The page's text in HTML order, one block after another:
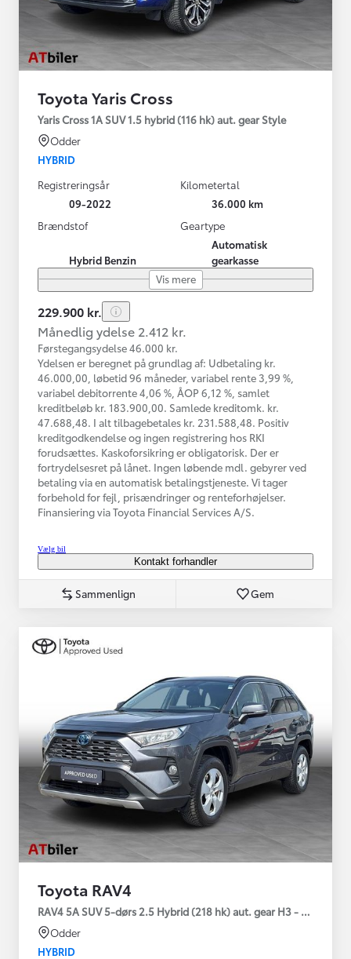
Toyota Yaris Cross
Yaris Cross 1A SUV 1.5 hybrid (116 hk) aut. gear Style
Odder
HYBRID
Registreringsår
09-2022
Kilometertal
36.000 km
Brændstof
Hybrid Benzin
Geartype
Automatisk
gearkasse
Vis mere
229.900 kr.
Månedlig ydelse 2.412 kr.
Førstegangsydelse 46.000 kr.
Ydelsen er beregnet på grundlag af: Udbetaling kr.
46.000,00, løbetid 96 måneder, variabel rente 3,99 %,
variabel debitorrente 4,06 %, ÅOP 6,12 %, samlet
kreditbeløb kr. 183.900,00. Samlede kreditomk. kr.
47.688,48. I alt tilbagebetales kr. 231.588,48. Positiv
kreditgodkendelse og ingen registrering hos RKI
forudsættes. Kaskoforsikring er obligatorisk. Der er
fortrydelsesret på lånet. Ingen løbende mdl. gebyrer ved
betaling via en automatisk betalingstjeneste. Vi tager
forbehold for fejl, prisændringer og renteforhøjelser.
Finansiering via Toyota Financial Services A/S.
Vælg bil
Kontakt forhandler
Sammenlign Gem
Toyota RAV4
RAV4 5A SUV 5-dørs 2.5 Hybrid (218 hk) aut. gear H3 - Comfort
Odder
HYBRID